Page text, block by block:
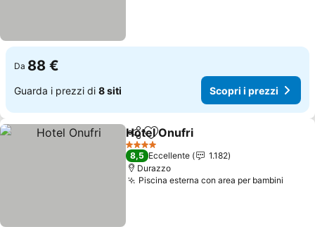
Da 88 €
Guarda i prezzi di 8 siti Scopri i prezzi
CondividiAggiungi ai preferiti
Hotel Onufri
4 Stelle
8,5 Eccellente
1.182
Durazzo
Piscina esterna con area per bambini